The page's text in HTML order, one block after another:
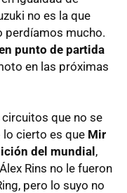
no es la que
perdíamos mucho.
punto de partida
en las próximas
que no se
lo cierto es que Mir
del mundial,
Rins no le fueron
pero lo suyo no